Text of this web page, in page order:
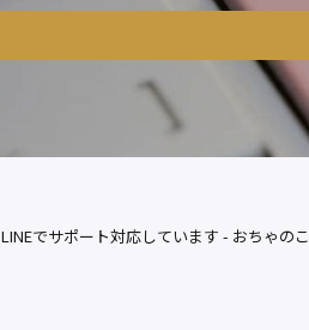
LINEでサポート対応しています - おちゃの